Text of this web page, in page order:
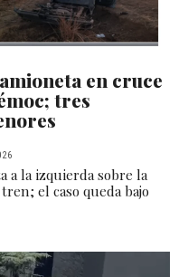
en cruce
tres
a la izquierda sobre la
el caso queda bajo